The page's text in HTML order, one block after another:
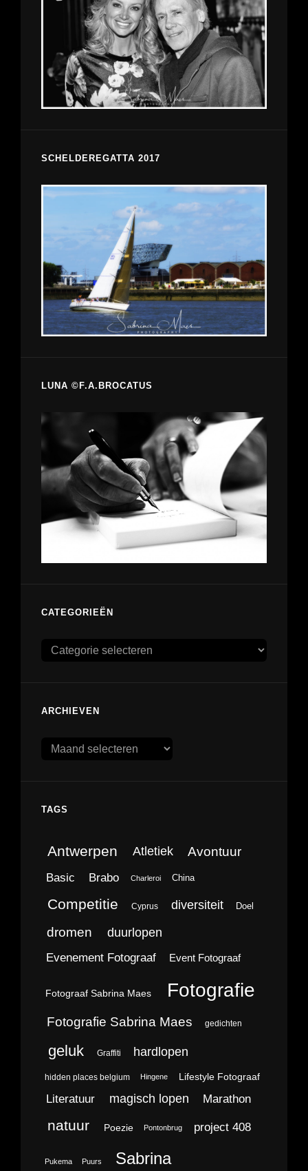
SCHELDEREGATTA 2017
LUNA ©F.A.BROCATUS
CATEGORIEËN
Categorieën
ARCHIEVEN
Archieven
TAGS
Antwerpen Atletiek Avontuur
Basic Brabo Charleroi China
Competitie Cyprus diversiteit Doel
dromen duurlopen
Evenement Fotograaf Event Fotograaf
Fotograaf Sabrina Maes Fotografie
Fotografie Sabrina Maes gedichten
geluk Graffiti hardlopen
hidden places belgium Hingene Lifestyle Fotograaf
Literatuur magisch lopen Marathon
natuur Poezie Pontonbrug project 408
Pukema Puurs Sabrina